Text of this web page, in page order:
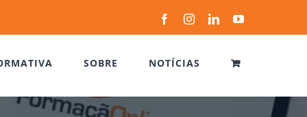
FacebookInstagramLinkedInYouTube
SOBRE NOTÍCIAS